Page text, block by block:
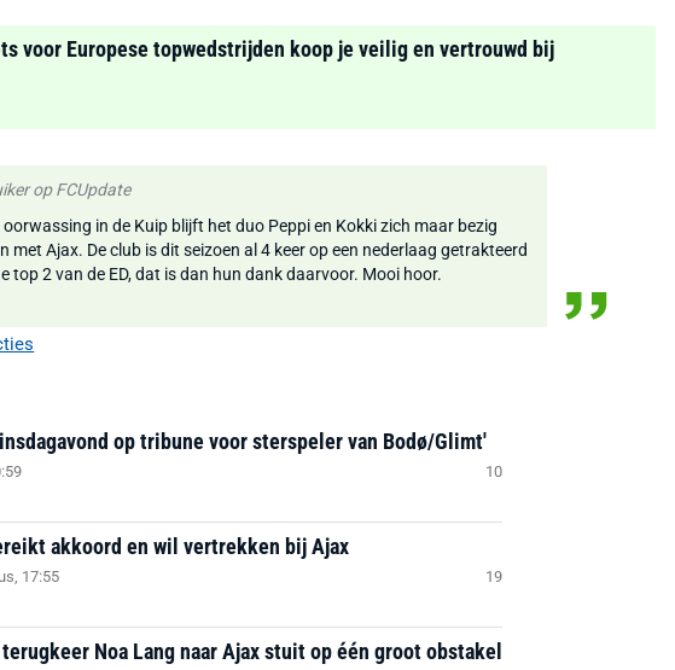
voor Europese topwedstrijden koop je veilig en vertrouwd bij
op FCUpdate
oorwassing in de Kuip blijft het duo Peppi en Kokki zich maar bezig
met Ajax. De club is dit seizoen al 4 keer op een nederlaag getrakteerd
top 2 van de ED, dat is dan hun dank daarvoor. Mooi hoor.
op tribune voor sterspeler van Bodø/Glimt'
10
akkoord en wil vertrekken bij Ajax
17:55 19
Noa Lang naar Ajax stuit op één groot obstakel